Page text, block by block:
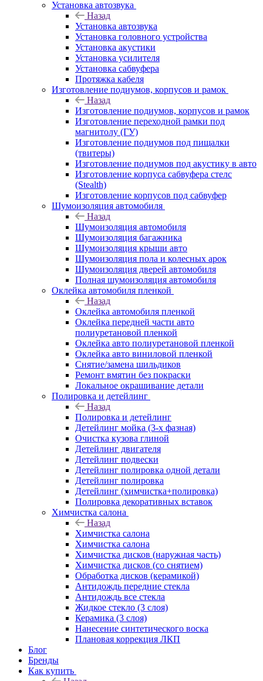
Установка автозвука
Назад
Установка автозвука
Установка головного устройства
Установка акустики
Установка усилителя
Установка сабвуфера
Протяжка кабеля
Изготовление подиумов, корпусов и рамок
Назад
Изготовление подиумов, корпусов и рамок
Изготовление переходной рамки под
магнитолу (ГУ)
Изготовление подиумов под пищалки
(твитеры)
Изготовление подиумов под акустику в авто
Изготовление корпуса сабвуфера стелс
(Stealth)
Изготовление корпусов под сабвуфер
Шумоизоляция автомобиля
Назад
Шумоизоляция автомобиля
Шумоизоляция багажника
Шумоизоляция крыши авто
Шумоизоляция пола и колесных арок
Шумоизоляция дверей автомобиля
Полная шумоизоляция автомобиля
Оклейка автомобиля пленкой
Назад
Оклейка автомобиля пленкой
Оклейка передней части авто
полиуретановой пленкой
Оклейка авто полиуретановой пленкой
Оклейка авто виниловой пленкой
Снятие/замена шильдиков
Ремонт вмятин без покраски
Локальное окрашивание детали
Полировка и детейлинг
Назад
Полировка и детейлинг
Детейлинг мойка (3-х фазная)
Очистка кузова глиной
Детейлинг двигателя
Детейлинг подвески
Детейлинг полировка одной детали
Детейлинг полировка
Детейлинг (химчистка+полировка)
Полировка декоративных вставок
Химчистка салона
Назад
Химчистка салона
Химчистка салона
Химчистка дисков (наружная часть)
Химчистка дисков (со снятием)
Обработка дисков (керамикой)
Антидождь передние стекла
Антидождь все стекла
Жидкое стекло (3 слоя)
Керамика (3 слоя)
Нанесение синтетического воска
Плановая коррекция ЛКП
Блог
Бренды
Как купить